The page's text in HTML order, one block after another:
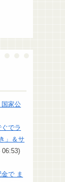
家公
でラ
」＆サ
06:53)
で ま